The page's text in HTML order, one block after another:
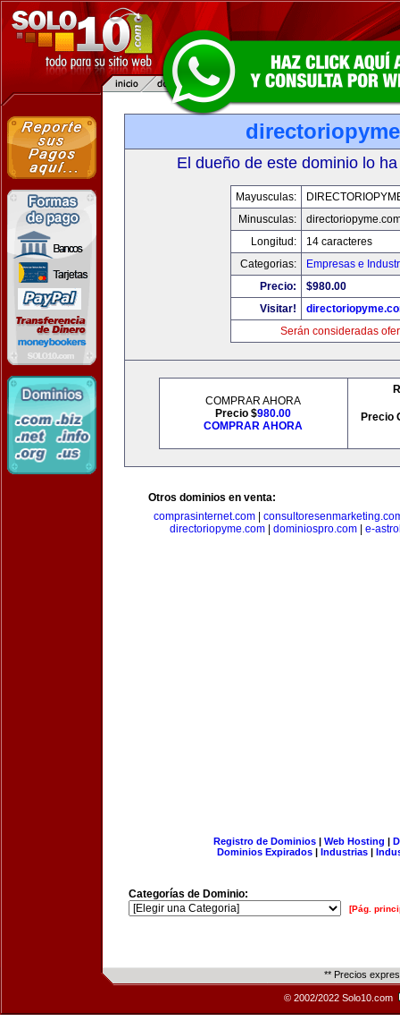
El dueño de este dominio lo
Mayusculas:
Minusculas:
Longitud:
14 caracteres
Categorias:
Empresas e
Precio:
$980.00
Visitar!
Serán consideradas
COMPRAR AHORA
Precio $980.00
COMPRAR AHORA
Precio
Otros dominios en venta:
comprasinternet.com|
directoriopyme.com| dominiospro.com| e-
Registro de Dominios| Web Hosting |
Dominios Expirados | Industrias |
Categorías de Dominio:
[Pág.
** Precios
© 2002/2022 Solo10.com